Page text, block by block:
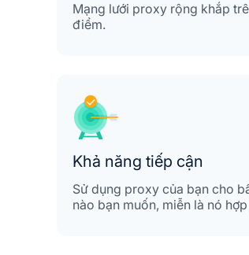
Mạng lưới proxy rộng khắp
điểm.
Khả năng tiếp cận
Sử dụng proxy của bạn cho
nào bạn muốn, miễn là nó